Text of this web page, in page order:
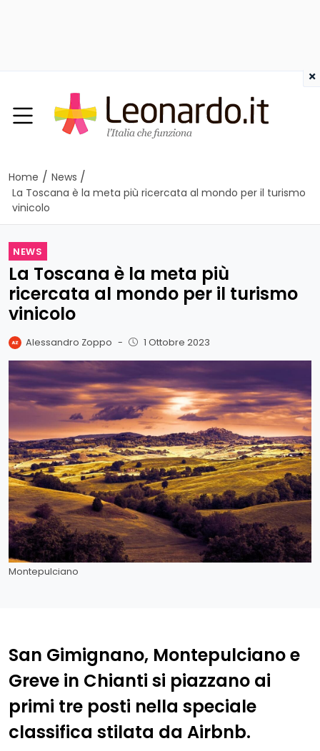
Home / News /
La Toscana è la meta più ricercata al mondo per il turismo
vinicolo
NEWS
La Toscana è la meta più
ricercata al mondo per il turismo
vinicolo
Alessandro Zoppo - 1 Ottobre 2023
Montepulciano
San Gimignano, Montepulciano e
Greve in Chianti si piazzano ai
primi tre posti nella speciale
classifica stilata da Airbnb.
×